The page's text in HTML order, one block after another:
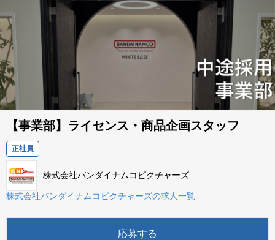
【事業部】ライセンス・商品企画スタッフ
正社員
株式会社バンダイナムコピクチャーズ
株式会社バンダイナムコピクチャーズの求人一覧
応募する